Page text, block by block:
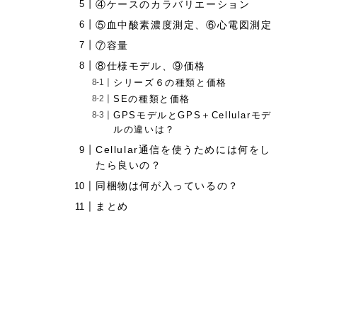
④ケースのカラバリエーション
⑤血中酸素濃度測定、⑥心電図測定
⑦容量
⑧仕様モデル、⑨価格
シリーズ６の種類と価格
SEの種類と価格
GPSモデルとGPS＋Cellularモデ
ルの違いは？
Cellular通信を使うためには何をし
たら良いの？
同梱物は何が入っているの？
まとめ